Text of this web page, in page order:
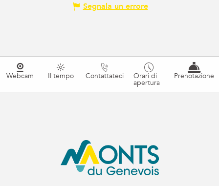
Segnala un errore
Webcam Il tempo Contattateci Orari di
apertura
Prenotazione